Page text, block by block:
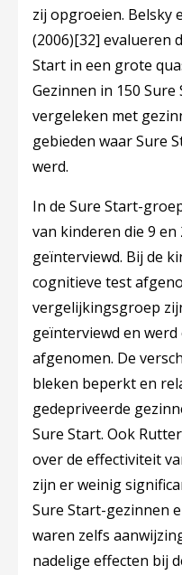
zij opgroeien. Belsky
(2006)[32] evalueren
Start in een grote
Gezinnen in 150
vergeleken met
gebieden waar Sure
werd.
In de Sure Start-
van kinderen die 9
geïnterviewd. Bij de
cognitieve test
vergelijkingsgroep
geïnterviewd en
afgenomen. De
bleken beperkt en
gedepriveerde
Sure Start. Ook
over de effectiviteit
zijn er weinig
Sure Start-gezinnen
waren zelfs
nadelige effecten bij